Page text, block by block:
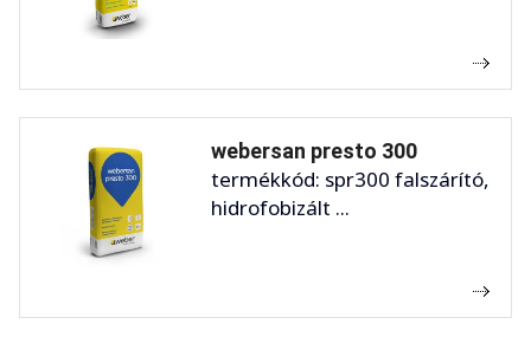
webersan presto 300
termékkód: spr300 falszárító,
hidrofobizált ...